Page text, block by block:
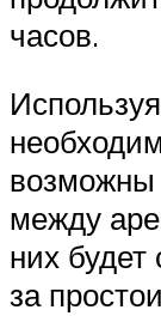
часов.
возможны
между
них будет
за